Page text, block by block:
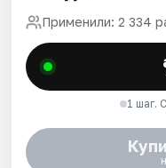
Применили: 2 334
1 шаг.